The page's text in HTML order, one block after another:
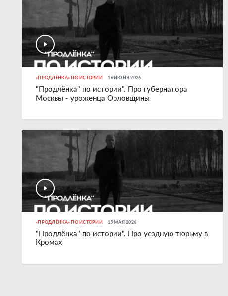
«ПРОДЛЁНКА» ПО ИСТОРИИ 16 ИЮНЯ 2026
"Продлёнка" по истории". Про губернатора
Москвы - уроженца Орловщины
«ПРОДЛЁНКА» ПО ИСТОРИИ 19 МАЯ 2026
"Продлёнка" по истории". Про уездную тюрьму в
Кромах